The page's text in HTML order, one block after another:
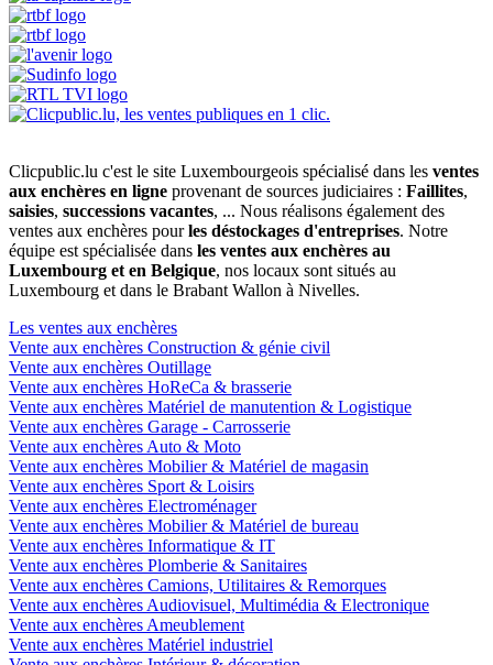
Clicpublic.lu c'est le site Luxembourgeois spécialisé dans les ventes
aux enchères en ligne provenant de sources judiciaires : Faillites,
saisies, successions vacantes, ... Nous réalisons également des
ventes aux enchères pourles déstockages d'entreprises. Notre
équipe est spécialisée dans les ventes aux enchères au
Luxembourg et en Belgique, nos locaux sont situés au
Luxembourg et dans le Brabant Wallon à Nivelles.
Les ventes aux enchères
Vente aux enchères Construction & génie civil
Vente aux enchères Outillage
Vente aux enchères HoReCa & brasserie
Vente aux enchères Matériel de manutention & Logistique
Vente aux enchères Garage - Carrosserie
Vente aux enchères Auto & Moto
Vente aux enchères Mobilier & Matériel de magasin
Vente aux enchères Sport & Loisirs
Vente aux enchères Electroménager
Vente aux enchères Mobilier & Matériel de bureau
Vente aux enchères Informatique & IT
Vente aux enchères Plomberie & Sanitaires
Vente aux enchères Camions, Utilitaires & Remorques
Vente aux enchères Audiovisuel, Multimédia & Electronique
Vente aux enchères Ameublement
Vente aux enchères Matériel industriel